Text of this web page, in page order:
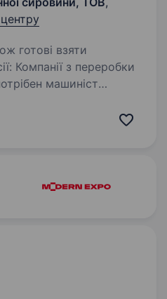
готові взяти
машиніст
Вимоги: